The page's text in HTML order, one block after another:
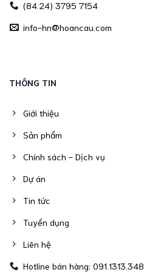
(84.24) 3795 7154
info-hn@hoancau.com
THÔNG TIN
Giới thiệu
Sản phẩm
Chính sách - Dịch vụ
Dự án
Tin tức
Tuyển dụng
Liên hệ
Hotline bán hàng: 091.1313.348